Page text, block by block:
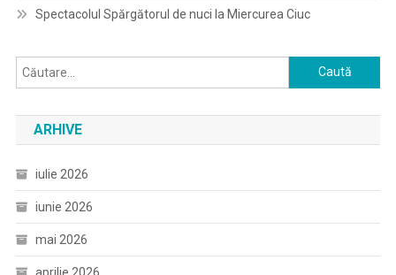
Spectacolul Spărgătorul de nuci la Miercurea Ciuc
Caută
după:
ARHIVE
iulie 2026
iunie 2026
mai 2026
aprilie 2026